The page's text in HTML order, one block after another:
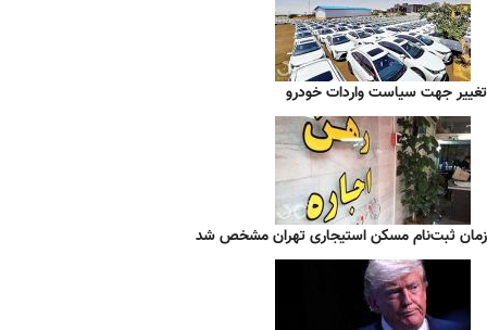
تغییر جهت سیاست واردات خودرو
زمان ثبت‌نام مسکن استیجاری تهران مشخص شد